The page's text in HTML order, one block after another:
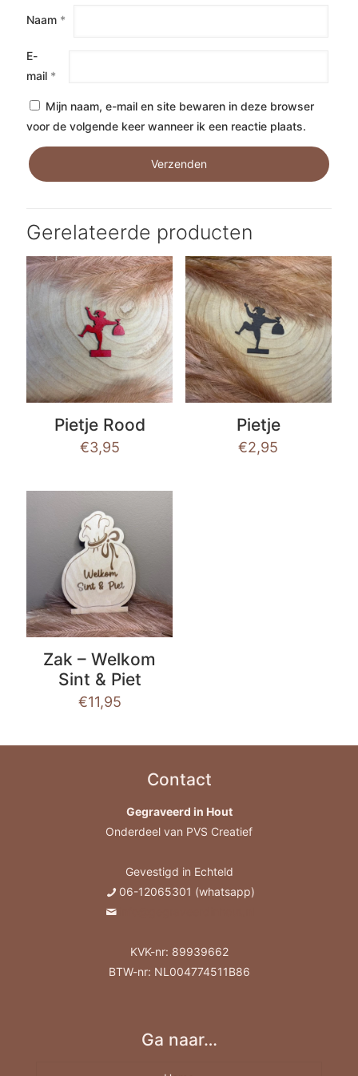
Naam *
E-
mail *
Mijn naam, e-mail en site bewaren in deze browser
voor de volgende keer wanneer ik een reactie plaats.
Gerelateerde producten
Pietje Rood
€3,95
Pietje
€2,95
Zak – Welkom
Sint & Piet
€11,95
Contact
Gegraveerd in Hout
Onderdeel van PVS Creatief
Gevestigd in Echteld
06-12065301 (whatsapp)
KVK-nr: 89939662
BTW-nr: NL004774511B86
Ga naar…